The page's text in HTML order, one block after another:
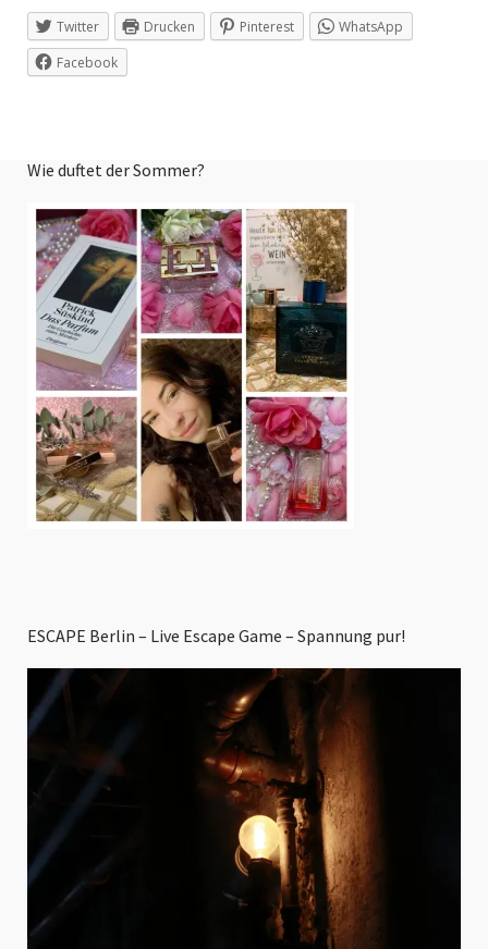
Twitter Drucken Pinterest
WhatsApp
Facebook
Wie duftet der Sommer?
ESCAPE Berlin – Live Escape Game – Spannung pur!